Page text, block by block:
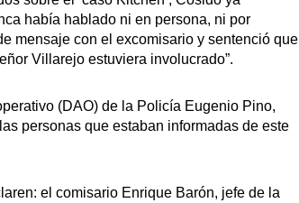
había hablado ni en persona, ni por
mensaje con el excomisario y sentenció que
Villarejo estuviera involucrado”.
(DAO) de la Policía Eugenio Pino,
personas que estaban informadas de este
el comisario Enrique Barón, jefe de la